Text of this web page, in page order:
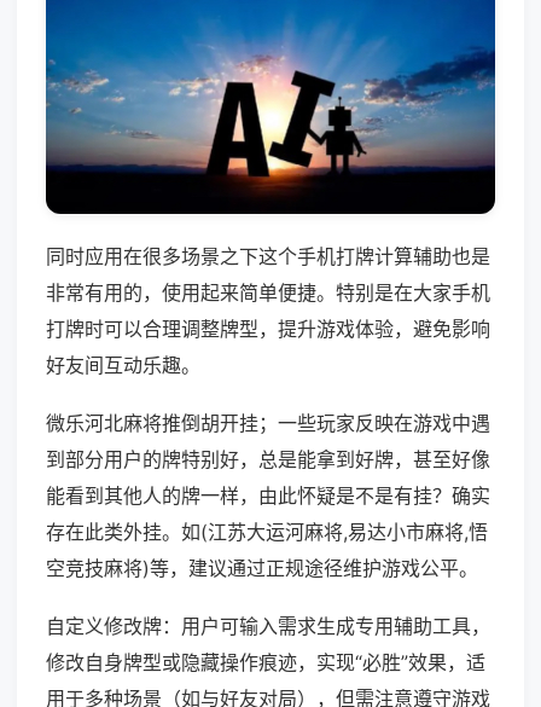
同时应用在很多场景之下这个手机打牌计算辅助也是
非常有用的，使用起来简单便捷。特别是在大家手机
打牌时可以合理调整牌型，提升游戏体验，避免影响
好友间互动乐趣。
微乐河北麻将推倒胡开挂；一些玩家反映在游戏中遇
到部分用户的牌特别好，总是能拿到好牌，甚至好像
能看到其他人的牌一样，由此怀疑是不是有挂？确实
存在此类外挂。如(江苏大运河麻将,易达小市麻将,悟
空竞技麻将)等，建议通过正规途径维护游戏公平。
自定义修改牌：用户可输入需求生成专用辅助工具，
修改自身牌型或隐藏操作痕迹，实现“必胜”效果，适
用于多种场景（如与好友对局），但需注意遵守游戏